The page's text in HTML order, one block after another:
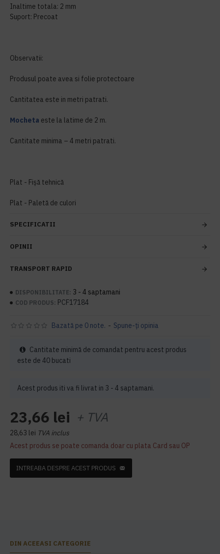
Inaltime totala: 2 mm
Suport: Precoat
Observatii:
Produsul poate avea si folie protectoare
Cantitatea este in metri patrati.
Mocheta este la latime de 2 m.
Cantitate minima – 4 metri patrati.
Plat - Fișă tehnică
Plat - Paletă de culori
SPECIFICATII
OPINII
TRANSPORT RAPID
DISPONIBILITATE: 3 - 4 saptamani
COD PRODUS: PCF17184
Acest produs iti va fi livrat in 3 - 4 saptamani.
Bazată pe 0 note. - Spune-ţi opinia
23,66 lei + TVA
28,63 lei TVA inclus
Acest produs se poate comanda doar cu plata Card sau OP
Cantitate minimă de comandat pentru acest produs
este de 40 bucati
INTREABA DESPRE ACEST PRODUS
DIN ACEEASI CATEGORIE